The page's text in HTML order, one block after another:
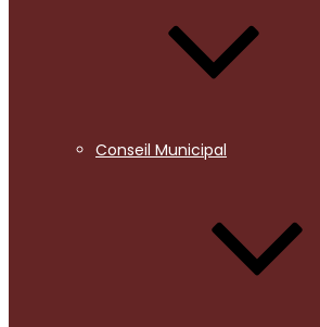
Conseil Municipal